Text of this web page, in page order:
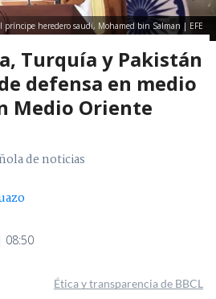
príncipe heredero saudí, Mohamed bin Salman | EFE
Turquía y Pakistán
defensa en medio
Medio Oriente
de noticias
08:50
Ética y transparencia de BBCL